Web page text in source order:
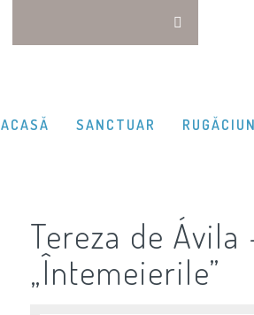
ACASĂ SANCTUAR
Tereza de Ávila
„Întemeierile”